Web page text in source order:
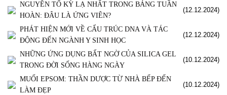
NGUYÊN TỐ KỲ LẠ NHẤT TRONG BẢNG TUẦN
HOÀN: ĐÂU LÀ ỨNG VIÊN?
(12.12.2024)
PHÁT HIỆN MỚI VỀ CẤU TRÚC DNA VÀ TÁC
ĐỘNG ĐẾN NGÀNH Y SINH HỌC
(12.12.2024)
NHỮNG ỨNG DỤNG BẤT NGỜ CỦA SILICA GEL
TRONG ĐỜI SỐNG HÀNG NGÀY
(10.12.2024)
MUỐI EPSOM: THẦN DƯỢC TỪ NHÀ BẾP ĐẾN
LÀM ĐẸP
(10.12.2024)